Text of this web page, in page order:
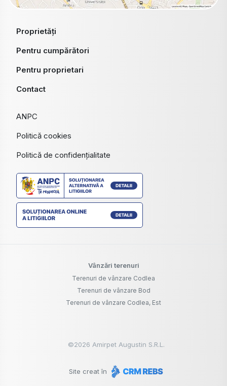
Proprietăți
Pentru cumpărători
Pentru proprietari
Contact
ANPC
Politică cookies
Politică de confidențialitate
Vânzări terenuri
Terenuri de vânzare Codlea
Terenuri de vânzare Bod
Terenuri de vânzare Codlea, Est
©2026 Amirpet Augustin S.R.L.
Site creat în